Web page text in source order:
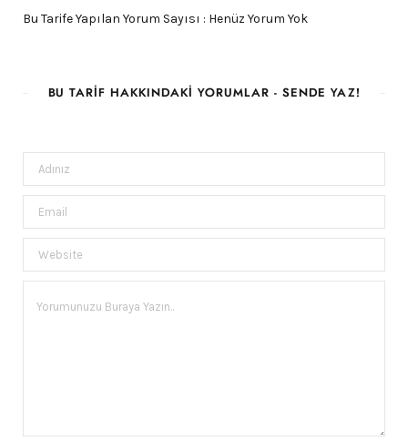
Bu Tarife Yapılan Yorum Sayısı : Henüz Yorum Yok
BU TARIF HAKKINDAKI YORUMLAR - SENDE YAZ!